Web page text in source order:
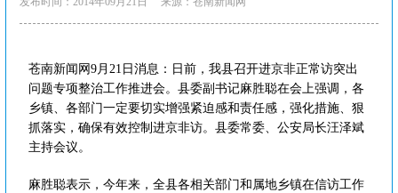
苍南新闻网9月21日消息：日前，我县召开进京非正常访突出
问题专项整治工作推进会。县委副书记麻胜聪在会上强调，各
乡镇、各部门一定要切实增强紧迫感和责任感，强化措施、狠
抓落实，确保有效控制进京非访。县委常委、公安局长汪泽斌
主持会议。
麻胜聪表示，今年来，全县各相关部门和属地乡镇在信访工作